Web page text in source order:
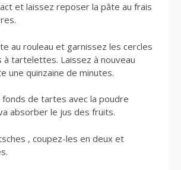
et laissez reposer la pâte au frais
au rouleau et garnissez les cercles
à tartelettes. Laissez à nouveau
une quinzaine de minutes.
fonds de tartes avec la poudre
absorber le jus des fruits.
, coupez-les en deux et